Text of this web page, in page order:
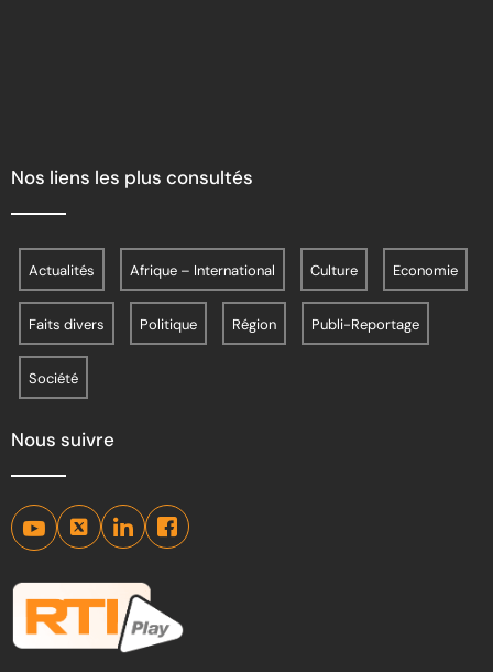
Nos liens les plus consultés
Actualités Afrique – International Culture Economie
Faits divers Politique Région Publi-Reportage
Société
Nous suivre